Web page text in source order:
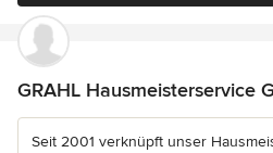
GRAHL Hausmeisterservice
Seit 2001 verknüpft unser